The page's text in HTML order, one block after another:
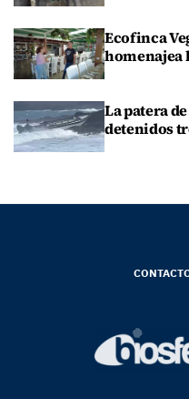
Ecofinca
homenajea
La patera
detenidos